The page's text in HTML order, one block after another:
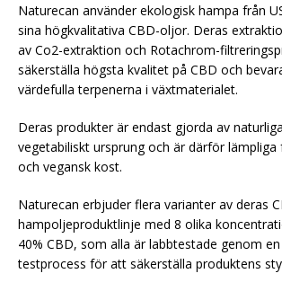
Naturecan använder ekologisk hampa från
sina högkvalitativa CBD-oljor. Deras
av Co2-extraktion och Rotachrom-
säkerställa högsta kvalitet på CBD och
värdefulla terpenerna i växtmaterialet.
Deras produkter är endast gjorda av
vegetabiliskt ursprung och är därför lämpliga
och vegansk kost.
Naturecan erbjuder flera varianter av deras
hampoljeproduktlinje med 8 olika
40% CBD, som alla är labbtestade genom
testprocess för att säkerställa produktens